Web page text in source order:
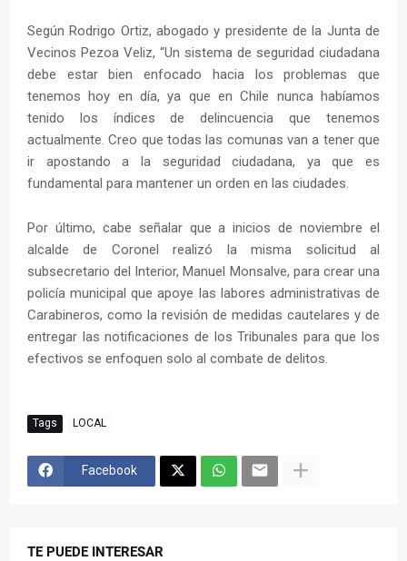
Según Rodrigo Ortiz, abogado y presidente de la Junta de
Vecinos Pezoa Veliz, “Un sistema de seguridad ciudadana
debe estar bien enfocado hacia los problemas que
tenemos hoy en día, ya que en Chile nunca habíamos
tenido los índices de delincuencia que tenemos
actualmente. Creo que todas las comunas van a tener que
ir apostando a la seguridad ciudadana, ya que es
fundamental para mantener un orden en las ciudades.
Por último, cabe señalar que a inicios de noviembre el
alcalde de Coronel realizó la misma solicitud al
subsecretario del Interior, Manuel Monsalve, para crear una
policía municipal que apoye las labores administrativas de
Carabineros, como la revisión de medidas cautelares y de
entregar las notificaciones de los Tribunales para que los
efectivos se enfoquen solo al combate de delitos.
Tags LOCAL
Facebook
TE PUEDE INTERESAR